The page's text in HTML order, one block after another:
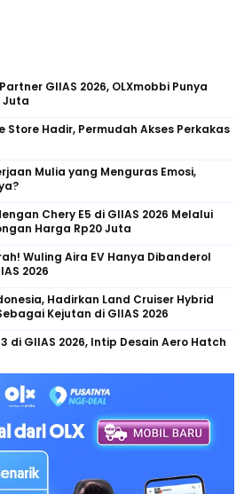
GIIAS 2026, OLXmobbi Punya
Juta
Store Hadir, Permudah Akses Perkakas
Mulia yang Menguras Emosi,
Chery E5 di GIIAS 2026 Melalui
Harga Rp20 Juta
Wuling Aira EV Hanya Dibanderol
2026
Hadirkan Land Cruiser Hybrid
Kejutan di GIIAS 2026
di GIIAS 2026, Intip Desain Aero Hatch